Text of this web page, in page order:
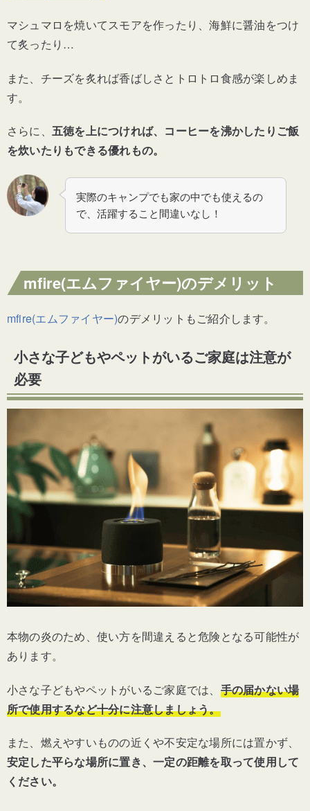
マシュマロを焼いてスモアを作ったり、海鮮に醤油をつけ
て炙ったり…
また、チーズを炙れば香ばしさとトロトロ食感が楽しめま
す。
さらに、 五徳を上につければ、コーヒーを沸かしたりご飯
を炊いたりもできる優れもの。
実際のキャンプでも家の中でも使えるの
で、活躍すること間違いなし！
mfire(エムファイヤー)のデメリット
mfire(エムファイヤー)のデメリットもご紹介します。
小さな子どもやペットがいるご家庭は注意が
必要
本物の炎のため、使い方を間違えると危険となる可能性が
あります。
小さな子どもやペットがいるご家庭では、 手の届かない場
所で使用するなど十分に注意しましょう。
また、燃えやすいものの近くや不安定な場所には置かず、
安定した平らな場所に置き、一定の距離を取って使用して
ください。